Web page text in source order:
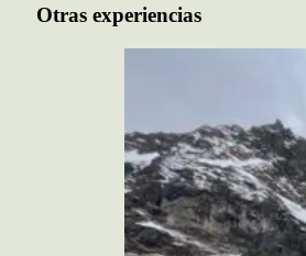
Otras experiencias